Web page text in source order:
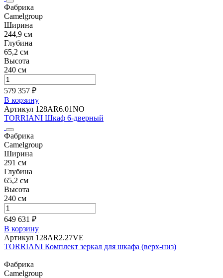
Фабрика
Camelgroup
Ширина
244,9 см
Глубина
65,2 см
Высота
240 см
579 357 ₽
В корзину
Артикул 128AR6.01NO
TORRIANI Шкаф 6-дверный
Фабрика
Camelgroup
Ширина
291 см
Глубина
65,2 см
Высота
240 см
649 631 ₽
В корзину
Артикул 128AR2.27VE
TORRIANI Комплект зеркал для шкафа (верх-низ)
Фабрика
Camelgroup